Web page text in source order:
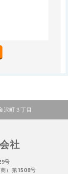
沢町３丁目
社
号
）第1508号